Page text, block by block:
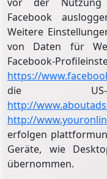
Facebook
Weitere
von Daten für
Facebook-
https://
die US-
http://
http://
erfolgen
Geräte, wie
übernommen.